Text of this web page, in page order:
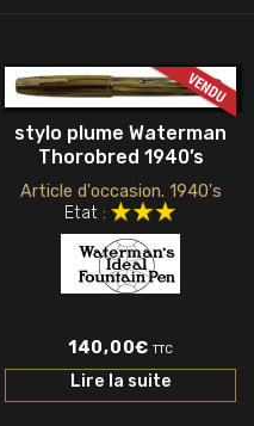
stylo plume Waterman
Thorobred 1940’s
Article d'occasion. 1940's
Etat :
140,00€ TTC
Lire la suite